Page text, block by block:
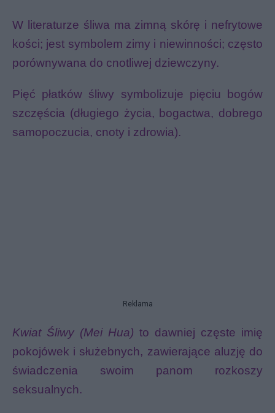
W literaturze śliwa ma zimną skórę i nefrytowe
kości; jest symbolem zimy i niewinności; często
porównywana do cnotliwej dziewczyny.
Pięć płatków śliwy symbolizuje pięciu bogów
szczęścia (długiego życia, bogactwa, dobrego
samopoczucia, cnoty i zdrowia).
Reklama
Kwiat Śliwy (Mei Hua) to dawniej częste imię
pokojówek i służebnych, zawierające aluzję do
świadczenia swoim panom rozkoszy
seksualnych.